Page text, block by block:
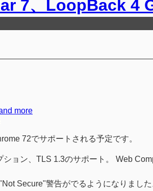
7、LoopBack 4
more
72でサポートされる予定です。
ション、TLS 1.3のサポート。 Web
Secure"警告がでるようになりまし